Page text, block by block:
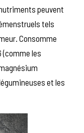
peuvent
tels
Consomme
les
et les